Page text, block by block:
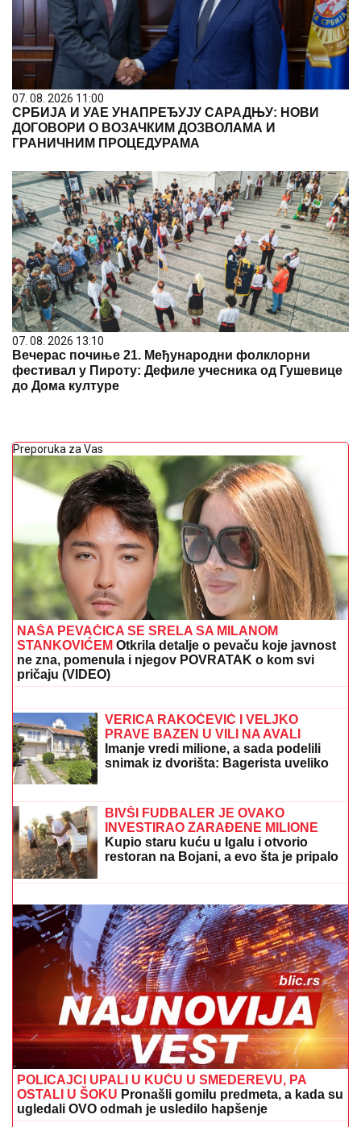
07. 08. 2026 11:00
СРБИЈА И УАЕ УНАПРЕЂУЈУ САРАДЊУ: НОВИ
ДОГОВОРИ О ВОЗАЧКИМ ДОЗВОЛАМА И
ГРАНИЧНИМ ПРОЦЕДУРАМА
07. 08. 2026 13:10
Вечерас почиње 21. Међународни фолклорни
фестивал у Пироту: Дефиле учесника од Гушевице
до Дома културе
Preporuka za Vas
NAŠA PEVAČICA SE SRELA SA MILANOM
STANKOVIĆEM Otkrila detalje o pevaču koje javnost
ne zna, pomenula i njegov POVRATAK o kom svi
pričaju (VIDEO)
profesori u panici bežali na sve strane,
najmanje sedam osoba stradalo u
pucnjavi, 15 ranjeno
Imanje vredi milione, a sada podelili
snimak iz dvorišta: Bagerista uveliko
izvodi radove (Video)
(FOTO) NALAZI SE DALEKO OD BEOGRADAPrva
objava Jelene Radanović nakon što joj je Ana Nikolić
pretila zbog Raleta - poslala joj jezive poruke
BIVŠI FUDBALER JE OVAKO
INVESTIRAO ZARAĐENE MILIONE
Kupio staru kuću u Igalu i otvorio
restoran na Bojani, a evo šta je pripalo